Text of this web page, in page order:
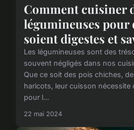
Comment cuisiner
légumineuses pour
soient digestes et
Les légumineuses sont des
souvent négligés dans nos
Que ce soit des pois chiches,
haricots, leur cuisson nécessite
pour l...
22 mai 2024